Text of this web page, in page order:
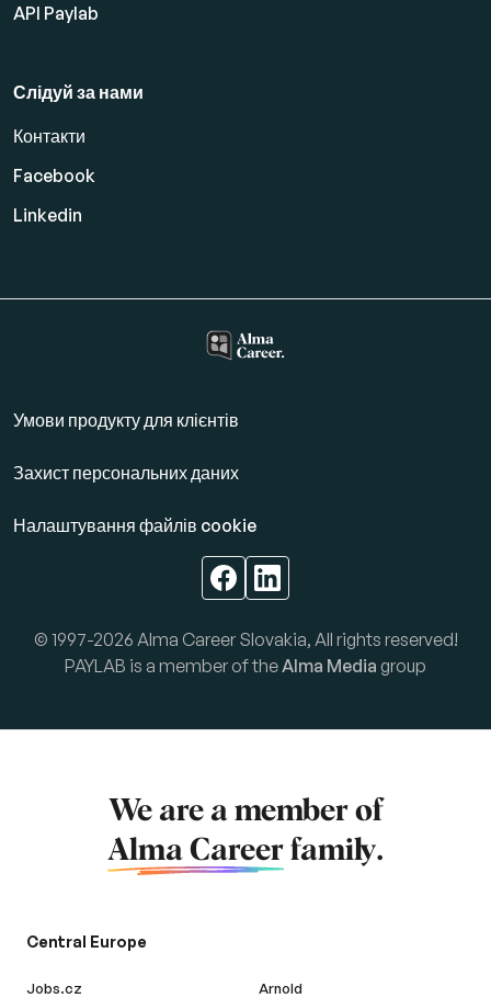
API Paylab
Слідуй за нами
Контакти
Facebook
Linkedin
Умови продукту для клієнтів
Захист персональних даних
Налаштування файлів cookie
© 1997-2026 Alma Career Slovakia, All rights reserved!
PAYLAB is a member of the Alma Media group
We are a member of
Alma Career family.
Central Europe
Jobs.cz
Arnold